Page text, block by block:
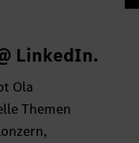
LinkedIn.
Ola
Themen